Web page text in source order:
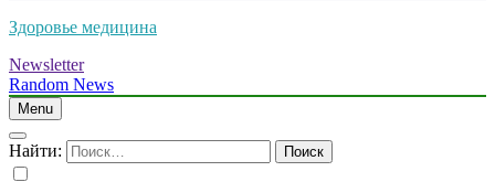
Здоровье медицина
Newsletter
Random News
Menu
Найти: